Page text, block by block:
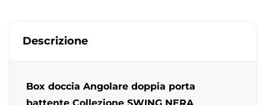
Descrizione
Box doccia Angolare doppia porta